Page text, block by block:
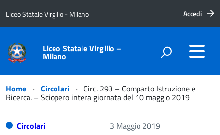
Liceo Statale Virgilio - Milano Accedi
Liceo Statale Virgilio –
Milano
Home Circolari Circ. 293 – Comparto Istruzione e
Ricerca. – Sciopero intera giornata del 10 maggio 2019
Circolari 3 Maggio 2019